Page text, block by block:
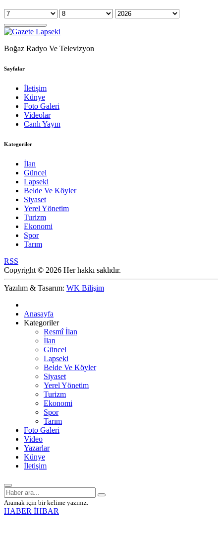
Boğaz Radyo Ve Televizyon
Sayfalar
İletişim
Künye
Foto Galeri
Videolar
Canlı Yayın
Kategoriler
İlan
Güncel
Lapseki
Belde Ve Köyler
Siyaset
Yerel Yönetim
Turizm
Ekonomi
Spor
Tarım
RSS
Copyright © 2026 Her hakkı saklıdır.
Yazılım & Tasarım: WK Bilişim
Anasayfa
Kategoriler
Resmî İlan
İlan
Güncel
Lapseki
Belde Ve Köyler
Siyaset
Yerel Yönetim
Turizm
Ekonomi
Spor
Tarım
Foto Galeri
Video
Yazarlar
Künye
İletişim
Aramak için bir kelime yazınız.
HABER İHBAR